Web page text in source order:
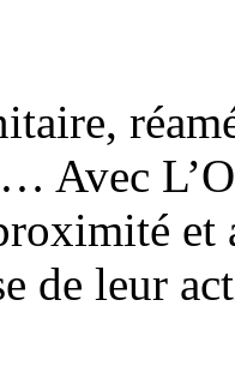
Avec
de leur